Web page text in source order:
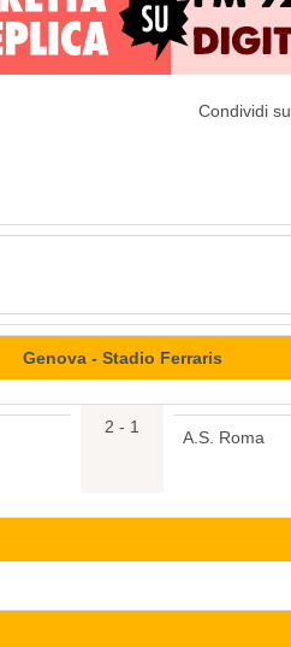
Condividi su
Genova - Stadio Ferraris
2 - 1
A.S. Roma